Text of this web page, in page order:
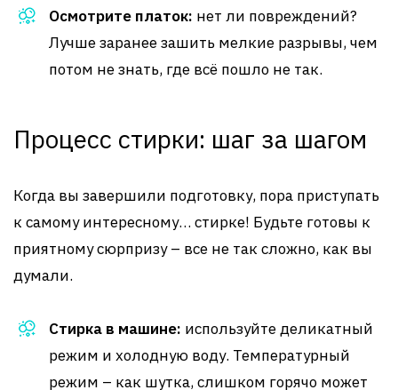
Осмотрите платок: нет ли повреждений?
Лучше заранее зашить мелкие разрывы, чем
потом не знать, где всё пошло не так.
Процесс стирки: шаг за шагом
Когда вы завершили подготовку, пора приступать
к самому интересному… стирке! Будьте готовы к
приятному сюрпризу – все не так сложно, как вы
думали.
Стирка в машине: используйте деликатный
режим и холодную воду. Температурный
режим – как шутка, слишком горячо может